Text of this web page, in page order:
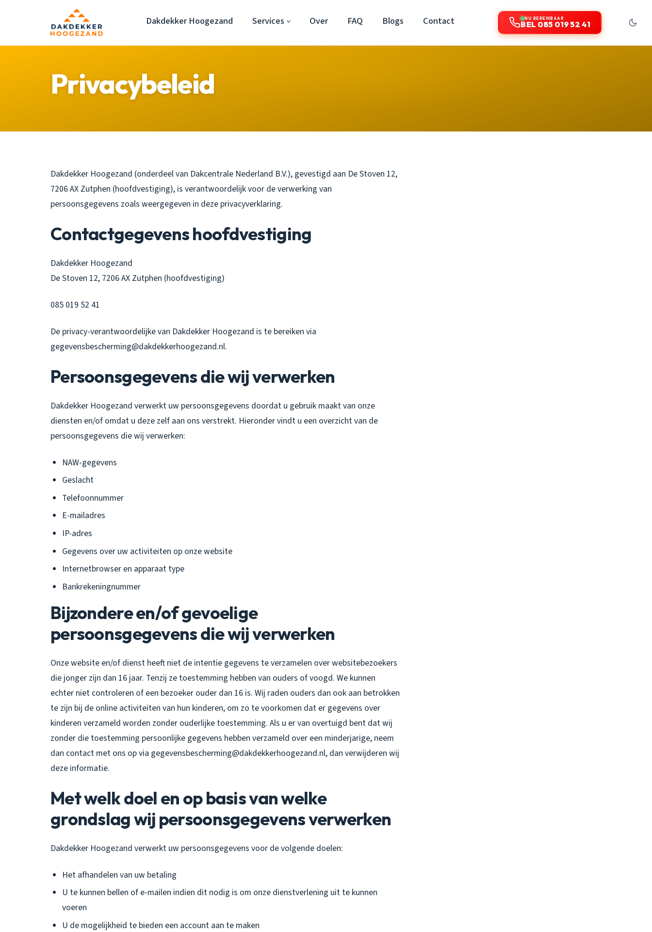
Dakdekker Hoogezand Services Over FAQ Blogs Contact NU BEREIKBAAR
BEL 085 019 52 41
Privacybeleid
Dakdekker Hoogezand (onderdeel van Dakcentrale Nederland B.V.), gevestigd aan De Stoven 12,
7206 AX Zutphen (hoofdvestiging), is verantwoordelijk voor de verwerking van
persoonsgegevens zoals weergegeven in deze privacyverklaring.
Contactgegevens hoofdvestiging
Dakdekker Hoogezand
De Stoven 12, 7206 AX Zutphen (hoofdvestiging)
085 019 52 41
De privacy-verantwoordelijke van Dakdekker Hoogezand is te bereiken via
gegevensbescherming@dakdekkerhoogezand.nl.
Persoonsgegevens die wij verwerken
Dakdekker Hoogezand verwerkt uw persoonsgegevens doordat u gebruik maakt van onze
diensten en/of omdat u deze zelf aan ons verstrekt. Hieronder vindt u een overzicht van de
persoonsgegevens die wij verwerken:
NAW-gegevens
Geslacht
Telefoonnummer
E-mailadres
IP-adres
Gegevens over uw activiteiten op onze website
Internetbrowser en apparaat type
Bankrekeningnummer
Bijzondere en/of gevoelige
persoonsgegevens die wij verwerken
Onze website en/of dienst heeft niet de intentie gegevens te verzamelen over websitebezoekers
die jonger zijn dan 16 jaar. Tenzij ze toestemming hebben van ouders of voogd. We kunnen
echter niet controleren of een bezoeker ouder dan 16 is. Wij raden ouders dan ook aan betrokken
te zijn bij de online activiteiten van hun kinderen, om zo te voorkomen dat er gegevens over
kinderen verzameld worden zonder ouderlijke toestemming. Als u er van overtuigd bent dat wij
zonder die toestemming persoonlijke gegevens hebben verzameld over een minderjarige, neem
dan contact met ons op via gegevensbescherming@dakdekkerhoogezand.nl, dan verwijderen wij
deze informatie.
Met welk doel en op basis van welke
grondslag wij persoonsgegevens verwerken
Dakdekker Hoogezand verwerkt uw persoonsgegevens voor de volgende doelen:
Het afhandelen van uw betaling
U te kunnen bellen of e-mailen indien dit nodig is om onze dienstverlening uit te kunnen
voeren
U de mogelijkheid te bieden een account aan te maken